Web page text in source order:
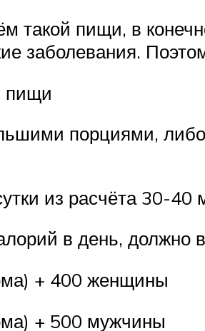
такой пищи, в
заболевания.
пищи
порциями,
из расчёта 30-40
в день, должно
+ 400 женщины
+ 500 мужчины